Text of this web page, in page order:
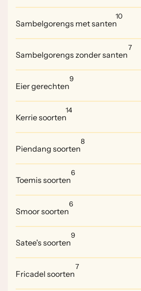
Sambelgorengs met santen
10
Sambelgorengs zonder santen
7
Eier gerechten
9
Kerrie soorten
14
Piendang soorten
8
Toemis soorten
6
Smoor soorten
6
Satee's soorten
9
Fricadel soorten
7